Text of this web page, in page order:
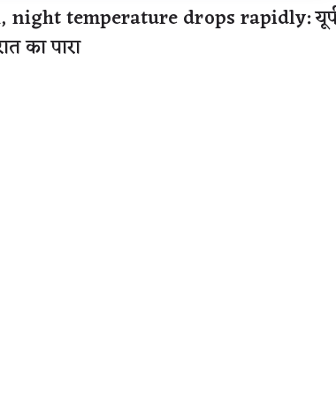
night temperature drops rapidly:
का पारा